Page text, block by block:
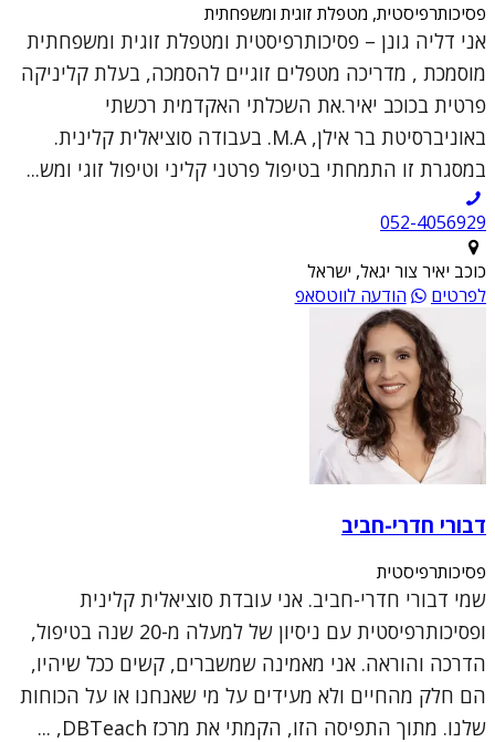
פסיכותרפיסטית, מטפלת זוגית ומשפחתית
אני דליה גונן – פסיכותרפיסטית ומטפלת זוגית ומשפחתית
מוסמכת , מדריכה מטפלים זוגיים להסמכה, בעלת קליניקה
פרטית בכוכב יאיר.את השכלתי האקדמית רכשתי
באוניברסיטת בר אילן, M.A. בעבודה סוציאלית קלינית.
במסגרת זו התמחתי בטיפול פרטני קליני וטיפול זוגי ומש...
052-4056929
כוכב יאיר צור יגאל, ישראל
לפרטים
הודעה לווטסאפ
דבורי חדרי-חביב
פסיכותרפיסטית
שמי דבורי חדרי-חביב. אני עובדת סוציאלית קלינית
ופסיכותרפיסטית עם ניסיון של למעלה מ-20 שנה בטיפול,
הדרכה והוראה. אני מאמינה שמשברים, קשים ככל שיהיו,
הם חלק מהחיים ולא מעידים על מי שאנחנו או על הכוחות
שלנו. מתוך התפיסה הזו, הקמתי את מרכז DBTeach, ...